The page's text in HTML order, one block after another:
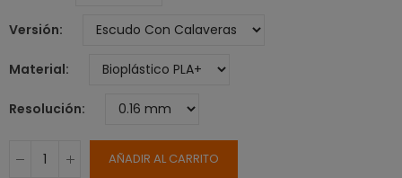
Versión
Material
Resolución
AÑADIR AL CARRITO